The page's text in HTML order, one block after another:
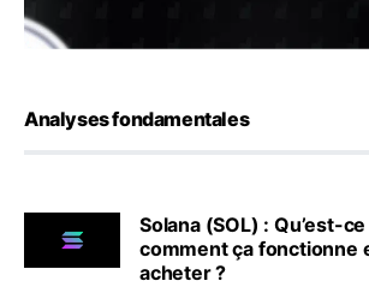
Analyses fondamentales
Solana (SOL) : Qu’est-ce
comment ça fonctionne
acheter ?